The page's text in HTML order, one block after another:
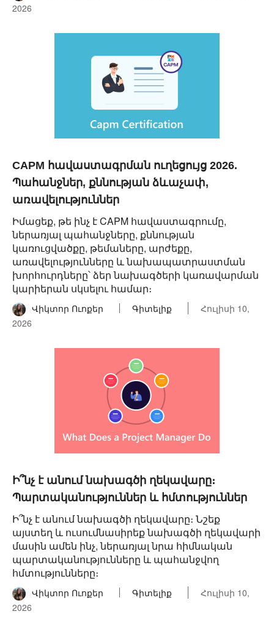
2026
CAPM հավաստագրման ուղեցույց 2026.
Պահանջներ, քննության ձևաչափ,
առավելություններ
Իմացեք, թե ինչ է CAPM հավաստագրումը,
ներառյալ պահանջները, քննության
կառուցվածքը, թեմաները, արժեքը,
առավելությունները և նախապատրաստման
խորհուրդները՝ ձեր նախագծերի կառավարման
կարիերան սկսելու համար։
Վիկտոր Ուոքեր Գիտելիք
Հուլիսի 10,
2026
Ի՞նչ է անում նախագծի ղեկավարը։
Պարտականություններ և հմտություններ
Ի՞նչ է անում նախագծի ղեկավարը։ Նշեք
այստեղ և ուսումնասիրեք նախագծի ղեկավարի
մասին ամեն ինչ, ներառյալ նրա հիմնական
պարտականությունները և պահանջվող
հմտությունները։
Վիկտոր Ուոքեր Գիտելիք
Հուլիսի 10,
2026